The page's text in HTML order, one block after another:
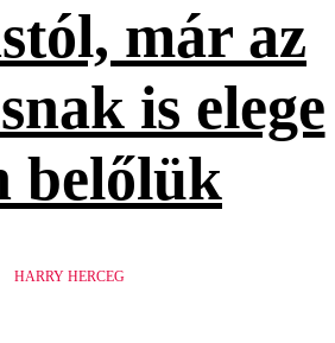
már az
is elege
belőlük
HARRY HERCEG